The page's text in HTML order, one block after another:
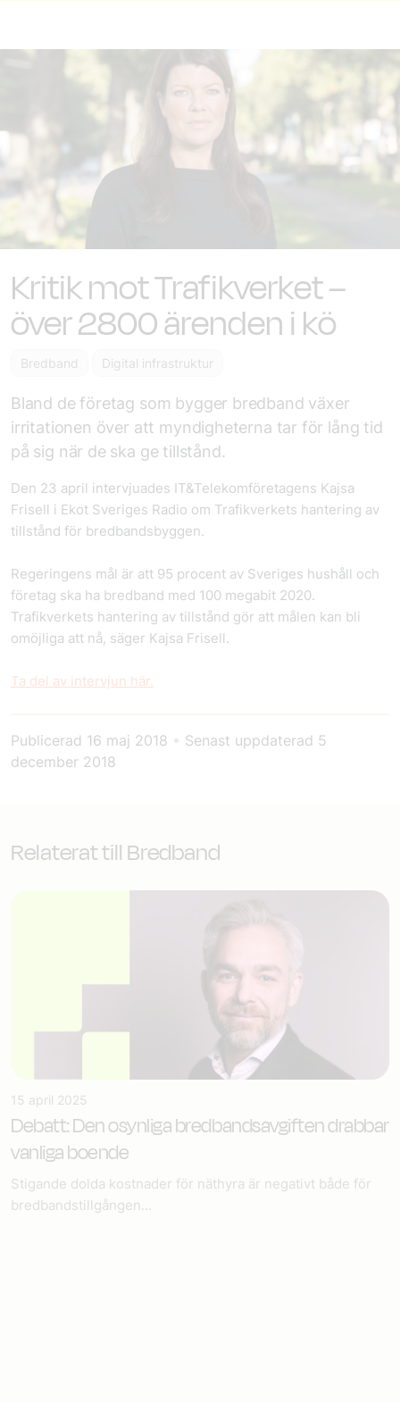
Kritik mot Trafikverket –
över 2800 ärenden i kö
Bredband Digital infrastruktur
Bland de företag som bygger bredband växer
irritationen över att myndigheterna tar för lång tid
på sig när de ska ge tillstånd.
Den 23 april intervjuades IT&Telekomföretagens Kajsa
Frisell i Ekot Sveriges Radio om Trafikverkets hantering av
tillstånd för bredbandsbyggen.
Regeringens mål är att 95 procent av Sveriges hushåll och
företag ska ha bredband med 100 megabit 2020.
Trafikverkets hantering av tillstånd gör att målen kan bli
omöjliga att nå, säger Kajsa Frisell.
Ta del av intervjun här.
Publicerad 16 maj 2018 • Senast uppdaterad 5
december 2018
Relaterat till Bredband
15 april 2025
Debatt: Den osynliga bredbandsavgiften drabbar
vanliga boende
Stigande dolda kostnader för näthyra är negativt både för
bredbandstillgången...